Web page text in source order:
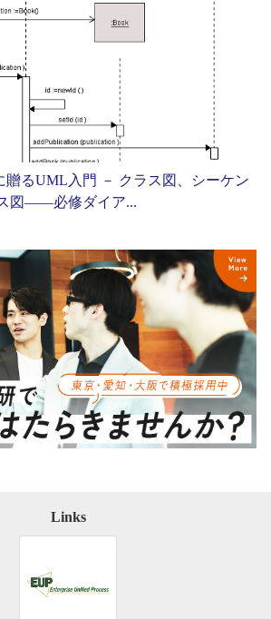
贈るUML入門 － クラス図、シーケン
図——必修ダイア...
Links